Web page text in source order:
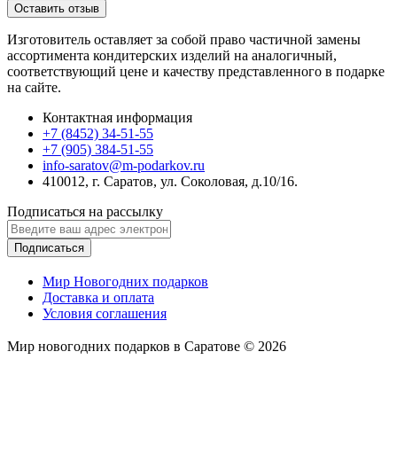
Оставить отзыв
Изготовитель оставляет за собой право частичной замены
ассортимента кондитерских изделий на аналогичный,
соответствующий цене и качеству представленного в подарке
на сайте.
Контактная информация
+7 (8452) 34-51-55
+7 (905) 384-51-55
info-saratov@m-podarkov.ru
410012, г. Саратов, ул. Соколовая, д.10/16.
Подписаться на рассылку
Подписаться
Мир Новогодних подарков
Доставка и оплата
Условия соглашения
Мир новогодних подарков в Саратове © 2026